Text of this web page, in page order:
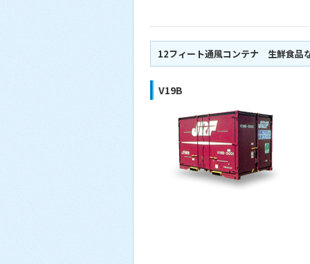
12フィート通風コンテナ 生鮮食品
V19B